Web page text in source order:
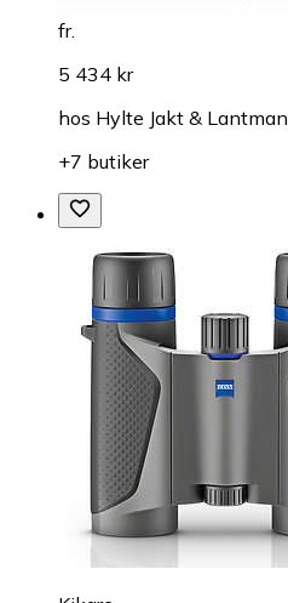
fr.
5 434 kr
hos Hylte Jakt & Lantman
+7 butiker